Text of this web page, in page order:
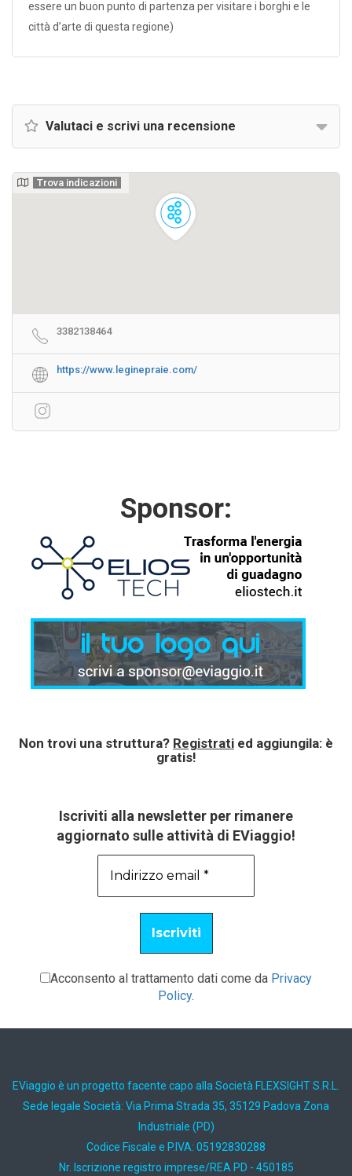
essere un buon punto di partenza per visitare i borghi e le
città d’arte di questa regione)
Valutaci e scrivi una recensione
Trova indicazioni
3382138464
https://www.leginepraie.com/
Sponsor:
Non trovi una struttura? Registrati ed aggiungila: è
gratis!
Iscriviti alla newsletter per rimanere
aggiornato sulle attività di EViaggio!
Acconsento al trattamento dati come da Privacy
Policy.
EViaggio è un progetto facente capo alla Società FLEXSIGHT S.R.L.
Sede legale Società: Via Prima Strada 35, 35129 Padova Zona
Industriale (PD)
Codice Fiscale e P.IVA: 05192830288
Nr. Iscrizione registro imprese/REA PD - 450185